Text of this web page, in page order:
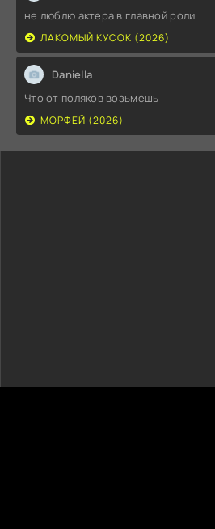
не люблю актера в главной роли
ЛАКОМЫЙ КУСОК (2026)
Daniella
Что от поляков возьмешь
МОРФЕЙ (2026)